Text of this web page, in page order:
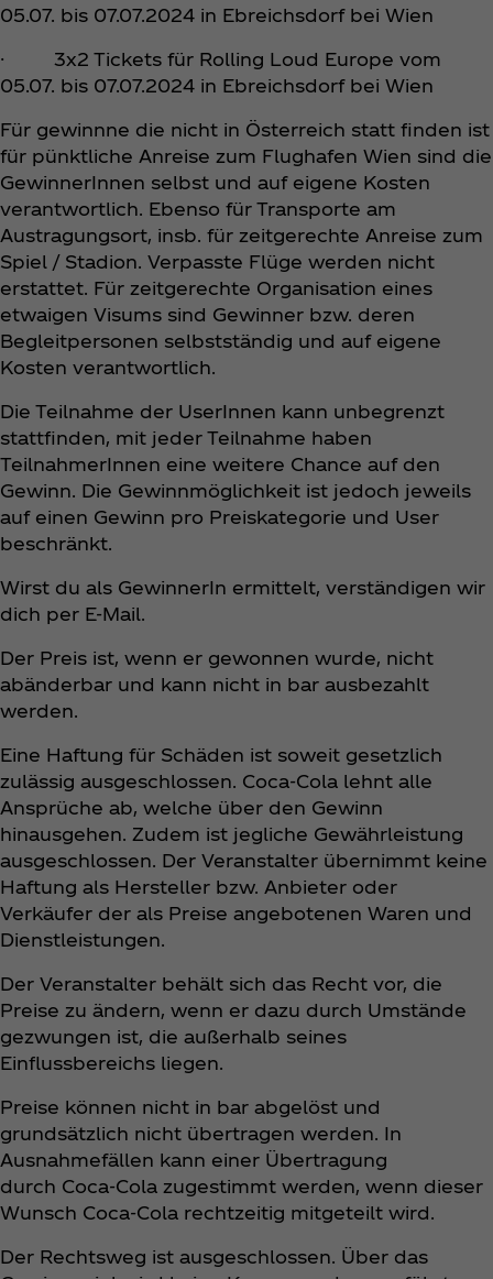
05.07. bis 07.07.2024 in Ebreichsdorf bei Wien
· 3x2 Tickets für Rolling Loud Europe vom
05.07. bis 07.07.2024 in Ebreichsdorf bei Wien
Für gewinnne die nicht in Österreich statt finden ist
für pünktliche Anreise zum Flughafen Wien sind die
GewinnerInnen selbst und auf eigene Kosten
verantwortlich. Ebenso für Transporte am
Austragungsort, insb. für zeitgerechte Anreise zum
Spiel / Stadion. Verpasste Flüge werden nicht
erstattet. Für zeitgerechte Organisation eines
etwaigen Visums sind Gewinner bzw. deren
Begleitpersonen selbstständig und auf eigene
Kosten verantwortlich.
Die Teilnahme der UserInnen kann unbegrenzt
stattfinden, mit jeder Teilnahme haben
TeilnahmerInnen eine weitere Chance auf den
Gewinn. Die Gewinnmöglichkeit ist jedoch jeweils
auf einen Gewinn pro Preiskategorie und User
beschränkt.
Wirst du als GewinnerIn ermittelt, verständigen wir
dich per E-Mail.
Der Preis ist, wenn er gewonnen wurde, nicht
abänderbar und kann nicht in bar ausbezahlt
werden.
Eine Haftung für Schäden ist soweit gesetzlich
zulässig ausgeschlossen. Coca‑Cola lehnt alle
Ansprüche ab, welche über den Gewinn
hinausgehen. Zudem ist jegliche Gewährleistung
ausgeschlossen. Der Veranstalter übernimmt keine
Haftung als Hersteller bzw. Anbieter oder
Verkäufer der als Preise angebotenen Waren und
Dienstleistungen.
Der Veranstalter behält sich das Recht vor, die
Preise zu ändern, wenn er dazu durch Umstände
gezwungen ist, die außerhalb seines
Einflussbereichs liegen.
Preise können nicht in bar abgelöst und
grundsätzlich nicht übertragen werden. In
Ausnahmefällen kann einer Übertragung
durch Coca‑Cola zugestimmt werden, wenn dieser
Wunsch Coca‑Cola rechtzeitig mitgeteilt wird.
Der Rechtsweg ist ausgeschlossen. Über das